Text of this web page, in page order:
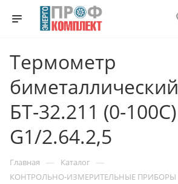
Термометр
биметаллический
БТ-32.211 (0-100C)
G1/2.64.2,5
Главная — Каталог —
КОНТРОЛЬНО-ИЗМЕРИТЕЛЬНЫЕ ПРИБОРЫ